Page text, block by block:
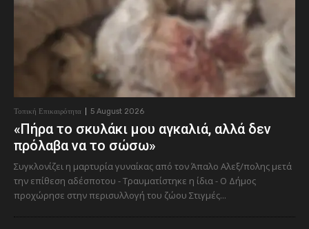
Τοπική Επικαιρότητα 5 August 2026
«Πήρα το σκυλάκι μου αγκαλιά, αλλά δεν
πρόλαβα να το σώσω»
Συγκλονίζει η μαρτυρία γυναίκας από τον Άπαλο Αλεξ/πολης μετά
την επίθεση αδέσποτου - Τραυματίστηκε η ίδια - Ο Δήμος
προχώρησε στην περισυλλογή του ζώου Στιγμές...